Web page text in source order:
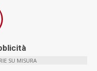
SU MISURA